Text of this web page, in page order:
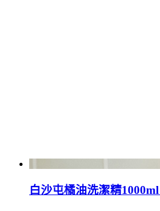
白沙屯橘油洗潔精